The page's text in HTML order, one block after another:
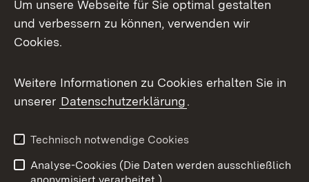
Facebook
X / Twitter
Youtube
Impressum
Kontakt
Um unsere Webseite für Sie optimal gestalten
und verbessern zu können, verwenden wir
Cookies.
Weitere Informationen zu Cookies erhalten Sie in
unserer Datenschutzerklärung.
Technisch notwendige Cookies
Analyse-Cookies (Die Daten werden ausschließlich